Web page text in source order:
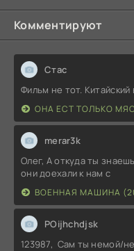
Комментируют
Стас
Фильм не тот. Китайский
ОНА ЕСТ ТОЛЬКО
merar3k
Олег, А откуда ты
они доехали к нам с
ВОЕННАЯ МАШИНА
POijhchdjsk
123987, Сам ты немой/